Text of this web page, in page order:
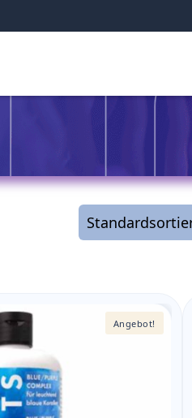
Angebot!